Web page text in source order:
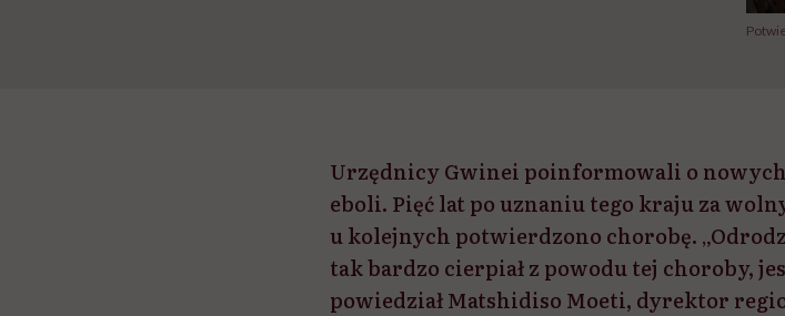
Urzędnicy Gwinei poinformowali o
eboli. Pięć lat po uznaniu tego kraju za
u kolejnych potwierdzono chorobę.
tak bardzo cierpiał z powodu tej choroby,
powiedział Matshidiso Moeti, dyrektor